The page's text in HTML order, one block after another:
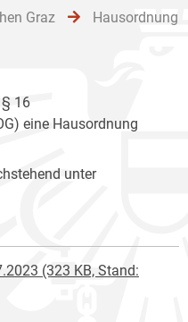
Graz Hausordnung
§ 16
eine Hausordnung
unter
(323 KB, Stand: